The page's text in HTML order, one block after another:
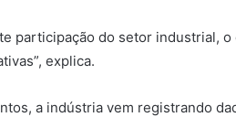
participação do setor industrial,
explica.
a indústria vem registrando